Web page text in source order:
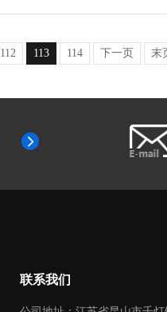
112 113 114 下一页 末
联系我们